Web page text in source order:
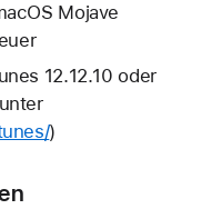
Mojave
12.12.10 oder
)